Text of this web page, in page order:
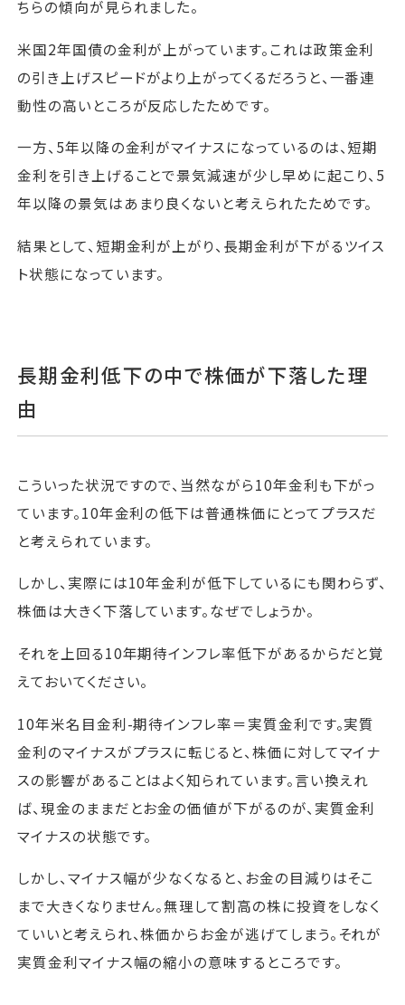
ちらの傾向が見られました。
米国2年国債の金利が上がっています。これは政策金利
の引き上げスピードがより上がってくるだろうと、一番連
動性の高いところが反応したためです。
一方、5年以降の金利がマイナスになっているのは、短期
金利を引き上げることで景気減速が少し早めに起こり、5
年以降の景気はあまり良くないと考えられたためです。
結果として、短期金利が上がり、長期金利が下がるツイス
ト状態になっています。
長期金利低下の中で株価が下落した理
由
こういった状況ですので、当然ながら10年金利も下がっ
ています。10年金利の低下は普通株価にとってプラスだ
と考えられています。
しかし、実際には10年金利が低下しているにも関わらず、
株価は大きく下落しています。なぜでしょうか。
それを上回る10年期待インフレ率低下があるからだと覚
えておいてください。
10年米名目金利-期待インフレ率＝実質金利です。実質
金利のマイナスがプラスに転じると、株価に対してマイナ
スの影響があることはよく知られています。言い換えれ
ば、現金のままだとお金の価値が下がるのが、実質金利
マイナスの状態です。
しかし、マイナス幅が少なくなると、お金の目減りはそこ
まで大きくなりません。無理して割高の株に投資をしなく
ていいと考えられ、株価からお金が逃げてしまう。それが
実質金利マイナス幅の縮小の意味するところです。